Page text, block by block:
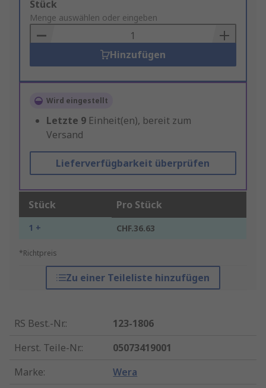
Add
to
Basket
Stück
Menge auswählen oder eingeben
Hinzufügen
Wird eingestellt
Letzte 9 Einheit(en), bereit zum
Versand
Lieferverfügbarkeit überprüfen
Stück Pro Stück
1 + CHF.36.63
*Richtpreis
Zu einer Teileliste hinzufügen
RS Best.-Nr.:
123-1806
Herst. Teile-Nr.:
05073419001
Marke: Wera